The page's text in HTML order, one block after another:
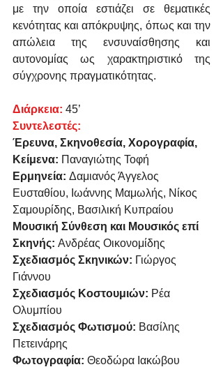
με την οποία εστιάζει σε θεματικές
κενότητας και απόκρυψης, όπως και την
απώλεια της ενσυναίσθησης και
αυτονομίας ως χαρακτηριστικό της
σύγχρονης πραγματικότητας.
Διάρκεια: 45’
Συντελεστές:
Έρευνα, Σκηνοθεσία, Χορογραφία,
Κείμενα: Παναγιώτης Τοφή
Ερμηνεία: Δαμιανός Άγγελος
Ευσταθίου, Ιωάννης Μαμωλής, Νίκος
Σαμουρίδης, Βασιλική Κυπραίου
Μουσική Σύνθεση και Μουσικός επί
Σκηνής: Ανδρέας Οικονομίδης
Σχεδιασμός Σκηνικών: Γιώργος
Γιάννου
Σχεδιασμός Κοστουμιών: Ρέα
Ολυμπίου
Σχεδιασμός Φωτισμού: Βασίλης
Πετεινάρης
Φωτογραφία: Θεοδώρα Ιακώβου